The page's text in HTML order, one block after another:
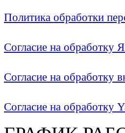
Политика обработки
Согласие на обработку
Согласие на
Согласие на обработку